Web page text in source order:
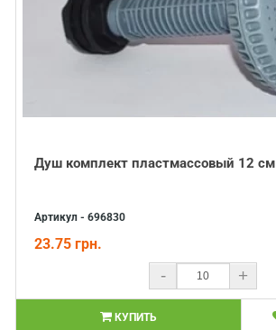
Душ комплект пластмассовый 12 см
Артикул - 696830
23.75 грн.
- +
КУПИТЬ